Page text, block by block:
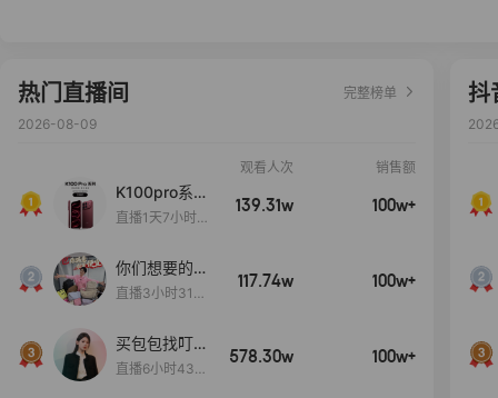
热门直播间
完整榜单
2026-08-09
观看人次 销售额
K100pro系列
新品预约中~
直播1天7小时5
139.31w 100w+
你们想要的
包！终于来
意！
直播3小时31分
117.74w 100w+
买包包找叮
当,一折购！
直播6小时43分
578.30w 100w+
抖